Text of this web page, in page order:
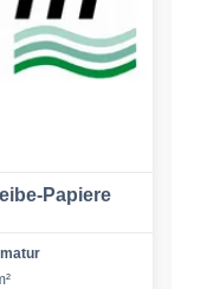
Papiere